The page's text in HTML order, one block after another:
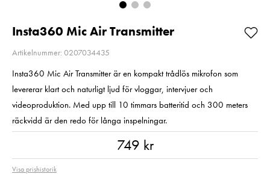
Lägg i varukorgen
Insta360 Mic Air Transmitter
Artikelnummer: 0207034435
Insta360 Mic Air Transmitter är en kompakt trådlös mikrofon som
levererar klart och naturligt ljud för vloggar, intervjuer och
videoproduktion. Med upp till 10 timmars batteritid och 300 meters
räckvidd är den redo för långa inspelningar.
749 kr
Visa prishistorik